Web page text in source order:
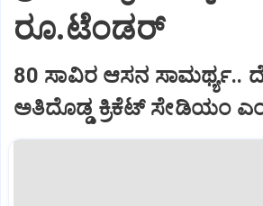
ರೂ.ಟೆಂಡರ್‌
80 ಸಾವಿರ ಆಸನ ಸಾಮರ್ಥ್ಯ..
ಅತಿದೊಡ್ಡ ಕ್ರಿಕೆಟ್ ಸೇಡಿಯಂ